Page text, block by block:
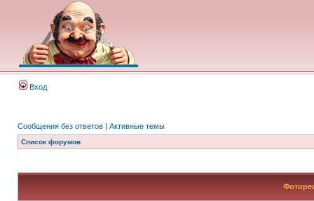
Вход
Сообщения без ответов | Активные темы
Список форумов